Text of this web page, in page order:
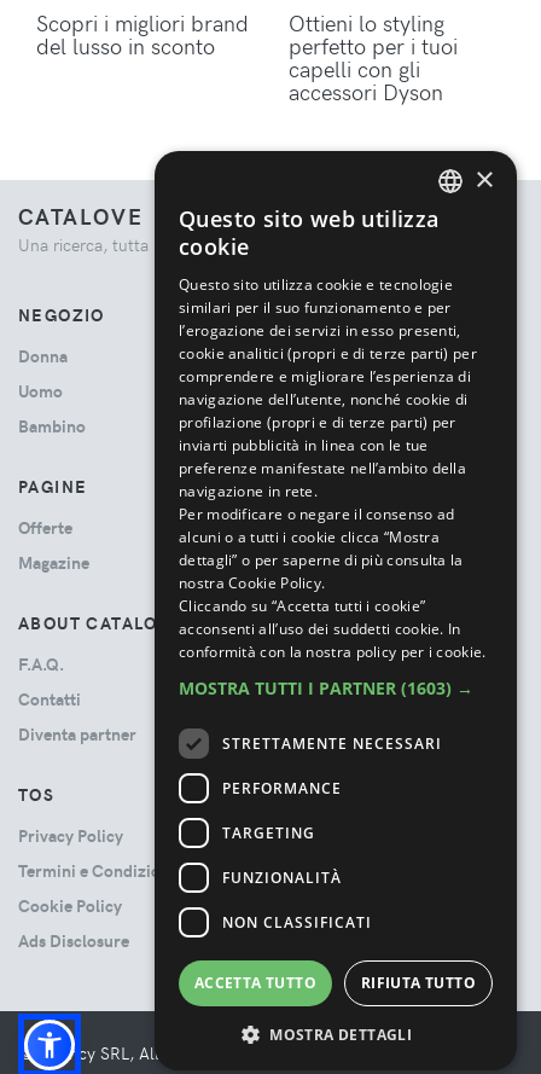
Scopri i migliori brand
del lusso in sconto
Ottieni lo styling
perfetto per i tuoi
capelli con gli
accessori Dyson
CATALOVE
Una ricerca, tutta la moda.
NEGOZIO
Donna
Uomo
Bambino
PAGINE
Offerte
Magazine
ABOUT CATALOVE
F.A.Q.
Contatti
Diventa partner
TOS
Privacy Policy
Termini e Condizioni
Cookie Policy
Ads Disclosure
© Booncy SRL, All rights reserved. - VAT 06534300485
×
Questo sito web utilizza
cookie
Questo sito utilizza cookie e tecnologie
similari per il suo funzionamento e per
l’erogazione dei servizi in esso presenti,
cookie analitici (propri e di terze parti) per
comprendere e migliorare l’esperienza di
navigazione dell’utente, nonché cookie di
profilazione (propri e di terze parti) per
inviarti pubblicità in linea con le tue
preferenze manifestate nell’ambito della
navigazione in rete.
Per modificare o negare il consenso ad
alcuni o a tutti i cookie clicca “Mostra
dettagli” o per saperne di più consulta la
nostra Cookie Policy.
Cliccando su “Accetta tutti i cookie”
acconsenti all’uso dei suddetti cookie. In
conformità con la nostra policy per i cookie.
MOSTRA TUTTI I PARTNER (1603) →
STRETTAMENTE NECESSARI
PERFORMANCE
TARGETING
FUNZIONALITÀ
NON CLASSIFICATI
ACCETTA TUTTO RIFIUTA TUTTO
MOSTRA DETTAGLI